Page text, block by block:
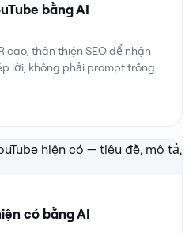
bằng AI
cao, thân thiện SEO để nhận
lời, không phải prompt trống.
có bằng AI